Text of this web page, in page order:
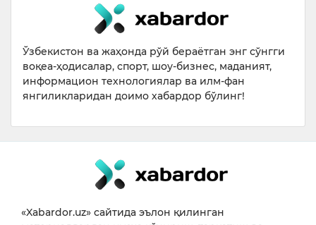
Ўзбекистон ва жаҳонда рўй бераётган энг сўнгги
воқеа-ҳодисалар, спорт, шоу-бизнес, маданият,
информацион технологиялар ва илм-фан
янгиликларидан доимо хабардор бўлинг!
«Xabardor.uz» сайтида эълон қилинган